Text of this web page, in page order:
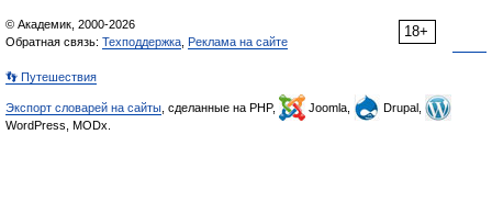
18+
© Академик, 2000-2026
Обратная связь: Техподдержка Реклама на сайте
👣 Путешествия
Экспорт словарей на сайты , сделанные на PHP, Joomla,
Drupal,
WordPress, MODx.